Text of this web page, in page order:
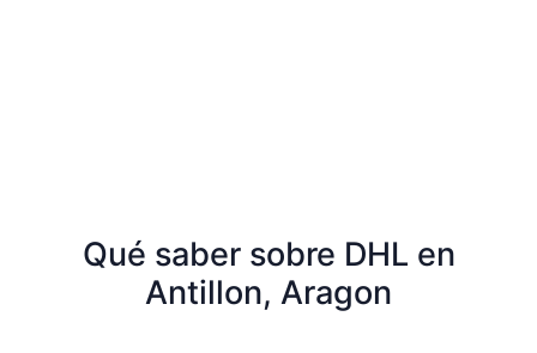
Qué saber sobre DHL en
Antillon, Aragon